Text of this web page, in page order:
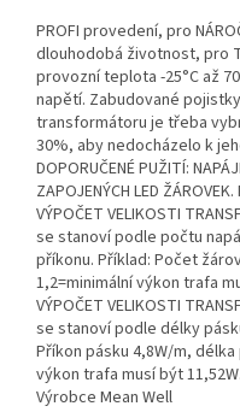
PROFI provedení, pro
dlouhodobá životnost, pro
provozní teplota -25°C až
napětí. Zabudované
transformátoru je třeba
30%, aby nedocházelo k
DOPORUČENÉ PUŽITÍ:
ZAPOJENÝCH LED
VÝPOČET VELIKOSTI
se stanoví podle počtu
příkonu. Příklad: Počet
1,2=minimální výkon trafa
VÝPOČET VELIKOSTI
se stanoví podle délky
Příkon pásku 4,8W/m, délka
výkon trafa musí být 11,52W.
Výrobce Mean Well